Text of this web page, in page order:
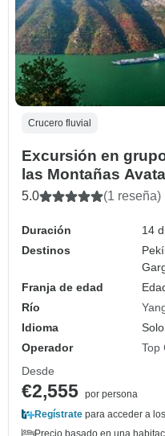
Crucero fluvial
Excursión en
las Montañas
Crucero por el río
5.0 (1 reseña)
Duración
14
Destinos
Franja de edad
Río
Idioma
Operador
Top
Desde
€2,555 por persona
Regístrate para acceder a
Precio basado en una